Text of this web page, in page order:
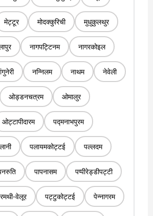
मेट्टूर मोदक्कुरिची मुधुकुलथुर
नागपट्टिनम नागरकोइल
नन्निलम नाथम नेवेली
ओड्डनचत्रम ओमालुर
ओट्टापीदारम पद्मनाभपुरम
पलायमकोट्टई पल्लदम
पापनासम पप्पीरेड्डीपट्टी
वेलूर पट्टुकोट्टई पेन्नागरम